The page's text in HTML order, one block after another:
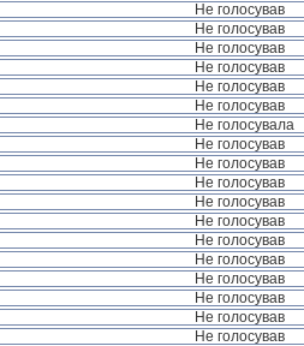
Не голосував
Не голосував
Не голосував
Не голосував
Не голосував
Не голосував
Не голосувала
Не голосував
Не голосував
Не голосував
Не голосував
Не голосував
Не голосував
Не голосував
Не голосував
Не голосував
Не голосував
Не голосував